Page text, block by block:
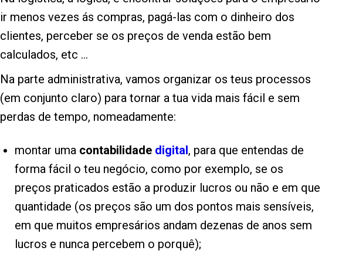
ir menos vezes ás compras, pagá-las com o dinheiro dos
clientes, perceber se os preços de venda estão bem
calculados, etc ...
Na parte administrativa, vamos organizar os teus processos
(em conjunto claro) para tornar a tua vida mais fácil e sem
perdas de tempo, nomeadamente:
montar uma contabilidade digital, para que entendas de
forma fácil o teu negócio, como por exemplo, se os
preços praticados estão a produzir lucros ou não e em que
quantidade (os preços são um dos pontos mais sensíveis,
em que muitos empresários andam dezenas de anos sem
lucros e nunca percebem o porquê);